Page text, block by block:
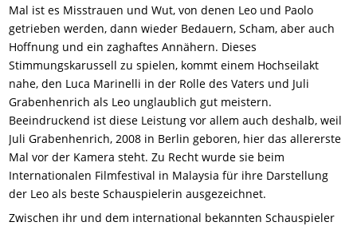
Mal ist es Misstrauen und Wut, von denen Leo und Paolo
getrieben werden, dann wieder Bedauern, Scham, aber auch
Hoffnung und ein zaghaftes Annähern. Dieses
Stimmungskarussell zu spielen, kommt einem Hochseilakt
nahe, den Luca Marinelli in der Rolle des Vaters und Juli
Grabenhenrich als Leo unglaublich gut meistern.
Beeindruckend ist diese Leistung vor allem auch deshalb, weil
Juli Grabenhenrich, 2008 in Berlin geboren, hier das allererste
Mal vor der Kamera steht. Zu Recht wurde sie beim
Internationalen Filmfestival in Malaysia für ihre Darstellung
der Leo als beste Schauspielerin ausgezeichnet.
Zwischen ihr und dem international bekannten Schauspieler